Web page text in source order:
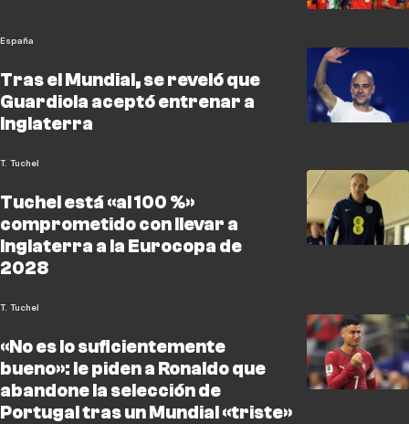
España
Tras el Mundial, se reveló que
Guardiola aceptó entrenar a
Inglaterra
T. Tuchel
Tuchel está «al 100 %»
comprometido con llevar a
Inglaterra a la Eurocopa de
2028
T. Tuchel
«No es lo suficientemente
bueno»: le piden a Ronaldo que
abandone la selección de
Portugal tras un Mundial «triste»